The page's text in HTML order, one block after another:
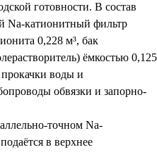
готовности. В состав
Na-катионитный фильтр
0,228 м³, бак
ёмкостью 0,125
прокачки воды и
обвязки и запорно-
точном Na-
в верхнее